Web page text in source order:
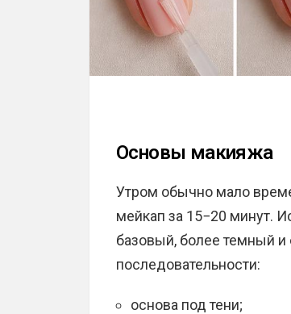
Основы макияжа
Утром обычно мало
мейкап за 15−20 минут.
базовый, более темный и
последовательности:
основа под тени;